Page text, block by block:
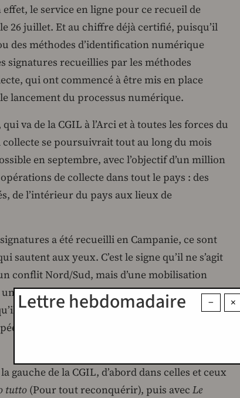
le service en ligne pour ce recueil de
26 juillet. Et au chiffre déjà certifié, puisqu’il
des méthodes d’identification numérique
signatures recueillies par les méthodes
qui ont commencé à être mis en place
lancement du processus numérique.
va de la CGIL à l’Arci et à toutes les forces du
se poursuivrait tout au long du mois
en septembre, avec l’objectif d’un million
de collecte dans tout le pays : des
de l’intérieur du pays aux lieux de
a été recueilli en Campanie, ce sont
sautent aux yeux. C’est le signe qu’il ne s’agit
conflit Nord/Sud, mais d’une mobilisation
machine à fabriquer des inégalités et des
n’y a nul besoin dans un pays qui se situe au
en matière de salaires, de droits et de
gauche de la CGIL, d’abord dans celles et ceux
tutto (Pour tout reconquérir), puis avec Le
×
−
Lettre hebdomadaire